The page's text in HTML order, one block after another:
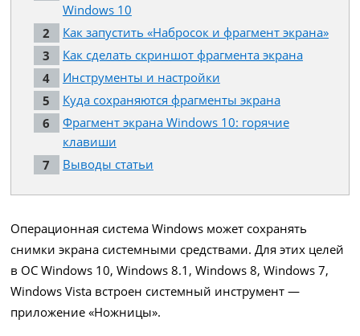
Windows 10
Как запустить «Набросок и фрагмент экрана»
Как сделать скриншот фрагмента экрана
Инструменты и настройки
Куда сохраняются фрагменты экрана
Фрагмент экрана Windows 10: горячие
клавиши
Выводы статьи
Операционная система Windows может сохранять
снимки экрана системными средствами. Для этих целей
в ОС Windows 10, Windows 8.1, Windows 8, Windows 7,
Windows Vista встроен системный инструмент —
приложение «Ножницы».